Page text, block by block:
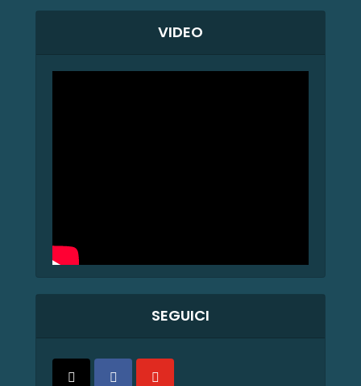
VIDEO
SEGUICI